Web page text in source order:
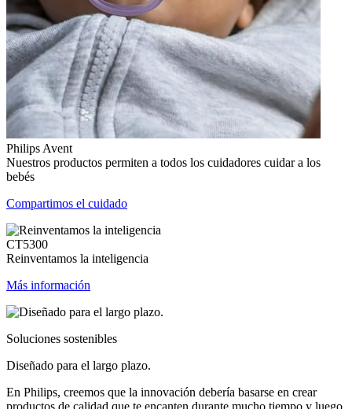
Philips Avent
Nuestros productos permiten a todos los cuidadores cuidar a los
bebés
Compartimos el cuidado
CT5300
Reinventamos la inteligencia
Más información
Soluciones sostenibles
Diseñado para el largo plazo.
En Philips, creemos que la innovación debería basarse en crear
productos de calidad que te encanten durante mucho tiempo y luego